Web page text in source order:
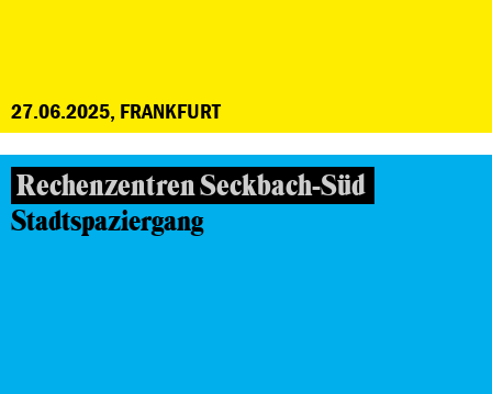
27.06.2025, FRANKFURT
Rechenzentren Seckbach-Süd
Stadtspaziergang